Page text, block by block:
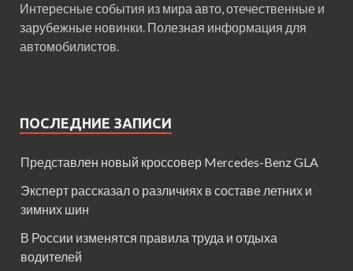
Интересные события из мира авто, отечественные и
зарубежные новинки. Полезная информация для
автомобилистов.
ПОСЛЕДНИЕ ЗАПИСИ
Представлен новый кроссовер Mercedes-Benz GLA
Эксперт рассказал о различиях в составе летних и
зимних шин
В России изменятся правила труда и отдыха
водителей